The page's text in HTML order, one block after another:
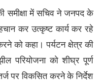
समीक्षा में सचिव ने जनपद के
कर उत्कृष्ट कार्य कर रहे
को कहा। पर्यटन क्षेत्र की
परियोजना को शीघ्र पूर्ण
पर विकसित करने के निर्देश